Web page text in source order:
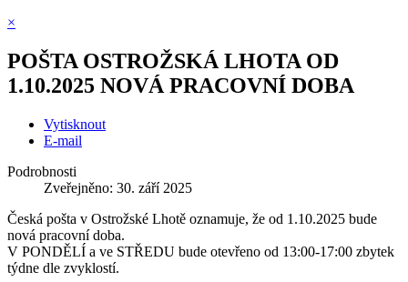
×
POŠTA OSTROŽSKÁ LHOTA OD
1.10.2025 NOVÁ PRACOVNÍ DOBA
Vytisknout
E-mail
Podrobnosti
Zveřejněno: 30. září 2025
Česká pošta v Ostrožské Lhotě oznamuje, že od 1.10.2025 bude
nová pracovní doba.
V PONDĚLÍ a ve STŘEDU bude otevřeno od 13:00-17:00 zbytek
týdne dle zvyklostí.